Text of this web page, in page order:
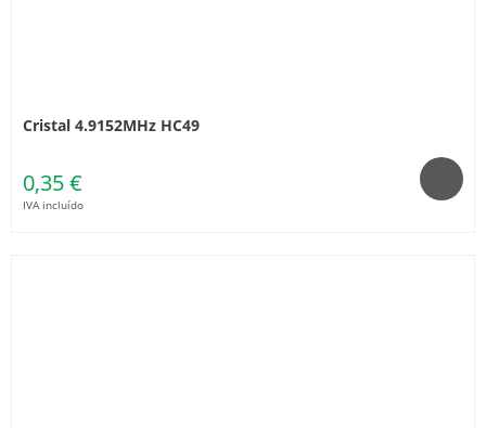
Cristal 4.9152MHz HC49
0,35 €
IVA incluído